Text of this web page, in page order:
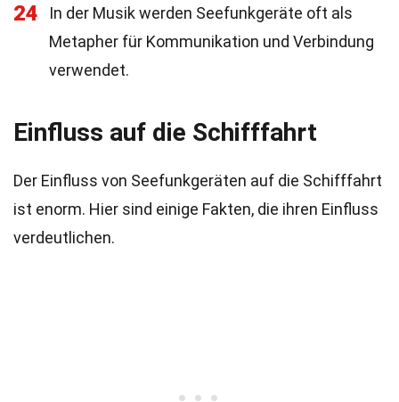
24
In der Musik werden Seefunkgeräte oft als
Metapher für Kommunikation und Verbindung
verwendet.
Einfluss auf die Schifffahrt
Der Einfluss von Seefunkgeräten auf die Schifffahrt
ist enorm. Hier sind einige Fakten, die ihren Einfluss
verdeutlichen.